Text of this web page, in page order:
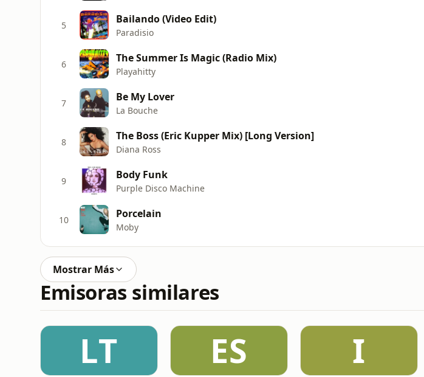
5 Bailando (Video Edit)
Paradisio
6 The Summer Is Magic (Radio Mix)
Playahitty
7 Be My Lover
La Bouche
8 The Boss (Eric Kupper Mix) [Long Version]
Diana Ross
9 Body Funk
Purple Disco Machine
10 Porcelain
Moby
Mostrar Más
Emisoras similares
LT ES I